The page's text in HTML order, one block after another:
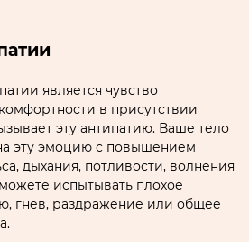
является чувство
в присутствии
эту антипатию. Ваше тело
эту эмоцию с повышением
дыхания, потливости, волнения
испытывать плохое
гнев, раздражение или общее